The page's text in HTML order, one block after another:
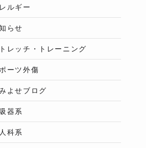
ルギー
らせ
レッチ・トレーニング
ーツ外傷
よせブログ
器系
科系